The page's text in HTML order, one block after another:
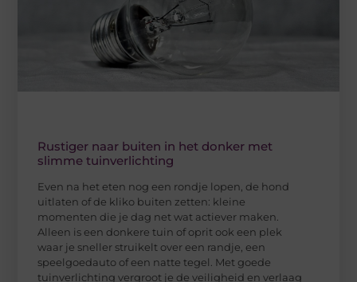
Rustiger naar buiten in het donker met
slimme tuinverlichting
Even na het eten nog een rondje lopen, de hond
uitlaten of de kliko buiten zetten: kleine
momenten die je dag net wat actiever maken.
Alleen is een donkere tuin of oprit ook een plek
waar je sneller struikelt over een randje, een
speelgoedauto of een natte tegel. Met goede
tuinverlichting vergroot je de veiligheid en verlaag